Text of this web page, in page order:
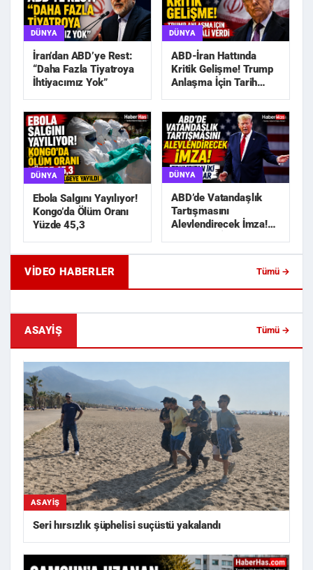
DÜNYA
İran’dan ABD’ye Rest:
“Daha Fazla Tiyatroya
İhtiyacımız Yok”
DÜNYA
ABD-İran Hattında
Kritik Gelişme! Trump
Anlaşma İçin Tarih
DÜNYA
Ebola Salgını Yayılıyor!
Kongo’da Ölüm Oranı
Yüzde 45,3
DÜNYA
ABD’de Vatandaşlık
Tartışmasını
Alevlendirecek İmza!
Karar
VIDEO HABERLER
Tümü →
Geride Bıraktığı Mektup Tefecilik
Samsun'da Lise
ASAYIŞ Tümü →
ASAYIŞ
Seri hırsızlık şüphelisi suçüstü yakalandı